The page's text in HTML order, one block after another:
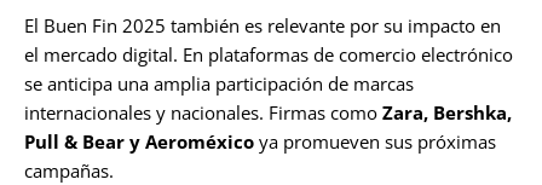
El Buen Fin 2025 también es relevante por su impacto en
el mercado digital. En plataformas de comercio electrónico
se anticipa una amplia participación de marcas
internacionales y nacionales. Firmas como Zara, Bershka,
Pull & Bear y Aeroméxico ya promueven sus próximas
campañas.